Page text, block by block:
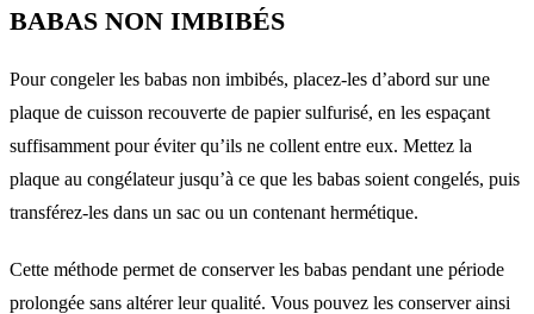
BABAS NON IMBIBÉS
Pour congeler les babas non imbibés, placez-les d’abord sur une
plaque de cuisson recouverte de papier sulfurisé, en les espaçant
suffisamment pour éviter qu’ils ne collent entre eux. Mettez la
plaque au congélateur jusqu’à ce que les babas soient congelés, puis
transférez-les dans un sac ou un contenant hermétique.
Cette méthode permet de conserver les babas pendant une période
prolongée sans altérer leur qualité. Vous pouvez les conserver ainsi